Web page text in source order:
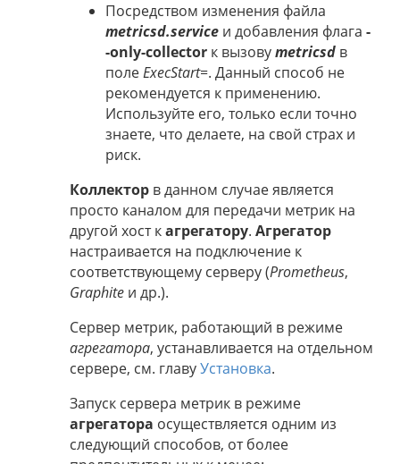
Посредством изменения файла
metricsd.service и добавления флага -
-only-collector к вызовуmetricsd в
полеExecStart=. Данный способ не
рекомендуется к применению.
Используйте его, только если точно
знаете, что делаете, на свой страх и
риск.
Коллектор в данном случае является
просто каналом для передачи метрик на
другой хост кагрегатору. Агрегатор
настраивается на подключение к
соответствующему серверу (Prometheus,
Graphite и др.).
Сервер метрик, работающий в режиме
агрегатора, устанавливается на отдельном
сервере, см. главуУстановка.
Запуск сервера метрик в режиме
агрегатора осуществляется одним из
следующий способов, от более